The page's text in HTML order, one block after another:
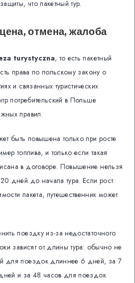
что пакетный тур.
отмена, жалоба
turystyczna, то есть пакетный
права по польскому закону о
и связанных туристических
потребительский в Польше
правил.
быть повышена только при росте
топлива, и только если такая
в договоре. Повышение нельзя
дней до начала тура. Если рост
пакета, путешественник может
поездку из-за недостаточного
зависят от длины тура: обычно не
для поездок длиннее 6 дней, за 7
и за 48 часов для поездок